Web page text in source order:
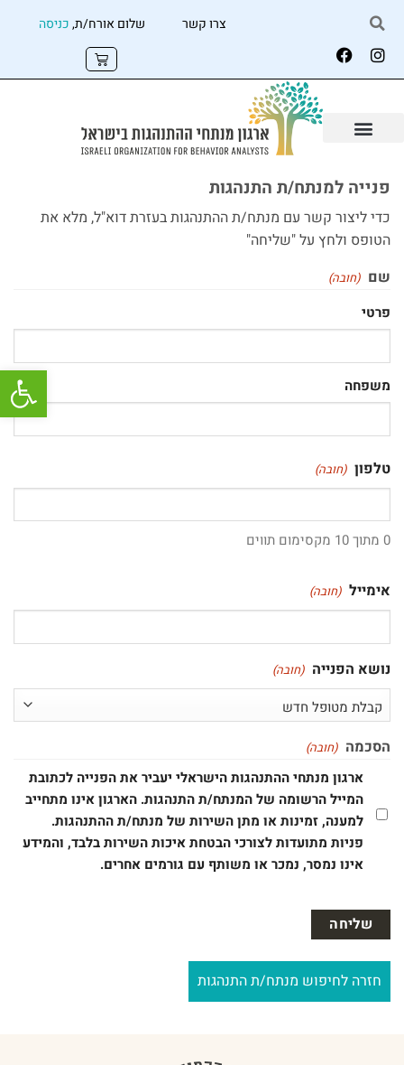
צרו קשר שלום אורח/ת,כניסה
פנייה למנתח/ת התנהגות
כדי ליצור קשר עם מנתח/ת ההתנהגות בעזרת דוא"ל, מלא את
הטופס ולחץ על "שליחה"
שם (חובה)
פרטי
משפחה
טלפון (חובה)
0 מתוך 10 מקסימום תווים
אימייל (חובה)
נושא הפנייה (חובה)
הסכמה (חובה)
ארגון מנתחי ההתנהגות הישראלי יעביר את הפנייה לכתובת
המייל הרשומה של המנתח/ת התנהגות. הארגון אינו מתחייב
למענה, זמינות או מתן השירות של מנתח/ת ההתנהגות.
פניות מתועדות לצורכי הבטחת איכות השירות בלבד, והמידע
אינו נמסר, נמכר או משותף עם גורמים אחרים.
חזרה לחיפוש מנתח/ת התנהגות